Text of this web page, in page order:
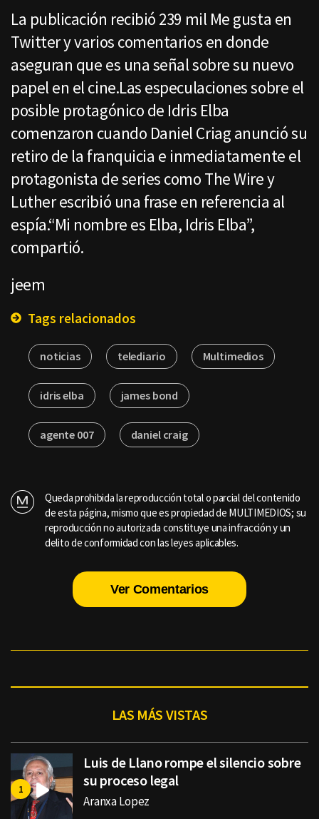
La publicación recibió 239 mil Me gusta en
Twitter y varios comentarios en donde
aseguran que es una señal sobre su nuevo
papel en el cine.Las especulaciones sobre el
posible protagónico de Idris Elba
comenzaron cuando Daniel Criag anunció su
retiro de la franquicia e inmediatamente el
protagonista de series como The Wire y
Luther escribió una frase en referencia al
espía.“Mi nombre es Elba, Idris Elba”,
compartió.
jeem
Tags relacionados
noticias telediario Multimedios
idris elba james bond
agente 007 daniel craig
Queda prohibida la reproducción total o parcial del contenido
de esta página, mismo que es propiedad de MULTIMEDIOS; su
reproducción no autorizada constituye una infracción y un
delito de conformidad con las leyes aplicables.
Ver Comentarios
LAS MÁS VISTAS
Luis de Llano rompe el silencio sobre
su proceso legal
Aranxa Lopez